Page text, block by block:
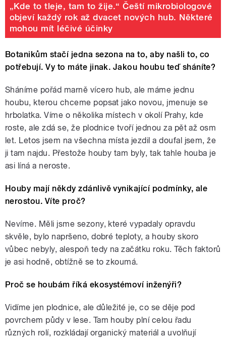
„Kde to tleje, tam to žije.“ Čeští mikrobiologové
objeví každý rok až dvacet nových hub. Některé
mohou mít léčivé účinky
Botanikům stačí jedna sezona na to, aby našli to, co
potřebují. Vy to máte jinak. Jakou houbu teď sháníte?
Sháníme pořád marně vícero hub, ale máme jednu
houbu, kterou chceme popsat jako novou, jmenuje se
hrbolatka. Víme o několika místech v okolí Prahy, kde
roste, ale zdá se, že plodnice tvoří jednou za pět až osm
let. Letos jsem na všechna místa jezdil a doufal jsem, že
ji tam najdu. Přestože houby tam byly, tak tahle houba je
asi líná a neroste.
Houby mají někdy zdánlivě vynikající podmínky, ale
nerostou. Víte proč?
Nevíme. Měli jsme sezony, které vypadaly opravdu
skvěle, bylo napršeno, dobré teploty, a houby skoro
vůbec nebyly, alespoň tedy na začátku roku. Těch faktorů
je asi hodně, obtížně se to zkoumá.
Proč se houbám říká ekosystémoví inženýři?
Vidíme jen plodnice, ale důležité je, co se děje pod
povrchem půdy v lese. Tam houby plní celou řadu
různých rolí, rozkládají organický materiál a uvolňují